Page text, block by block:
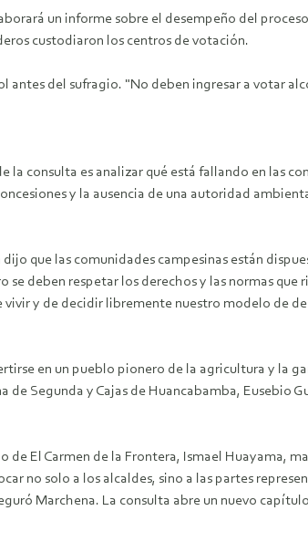
un informe sobre el desempeño del
custodiaron los centros de votación.
antes del sufragio. "No deben ingresar a votar
la consulta es analizar qué está fallando en las
y la ausencia de una autoridad
que las comunidades campesinas están
deben respetar los derechos y las normas que
y de decidir libremente nuestro modelo de
en un pueblo pionero de la agricultura y la
Segunda y Cajas de Huancabamba, Eusebio
El Carmen de la Frontera, Ismael Huayama,
no solo a los alcaldes, sino a las partes
Marchena. La consulta abre un nuevo